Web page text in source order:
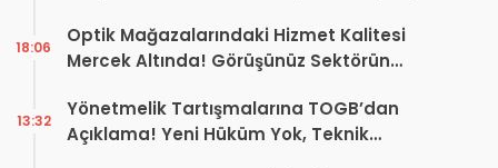
Optik Mağazalarındaki Hizmet Kalitesi
Mercek Altında! Görüşünüz Sektörün
18:06
Yönetmelik Tartışmalarına TOGB’dan
Açıklama! Yeni Hüküm Yok, Teknik
13:32